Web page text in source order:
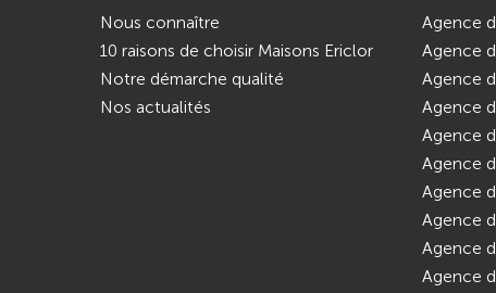
Nous connaître
10 raisons de choisir Maisons Ericlor
Notre démarche qualité
Nos actualités
Agence
Agence
Agence
Agence
Agence
Agence
Agence
Agence
Agence
Agence